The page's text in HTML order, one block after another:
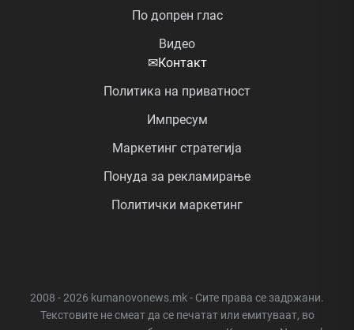
По допрен глас
Видео
✉Контакт
Политика на приватност
Импресум
Маркетинг стратегија
Понуда за рекламирање
Политички маркетинг
2008 - 2026 kumanovonews.mk - Сите права се задржани.
Текстовите не смеат да се печатат или емитуваат, во